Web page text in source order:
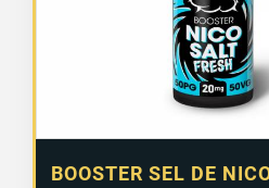
BOOSTER SEL DE